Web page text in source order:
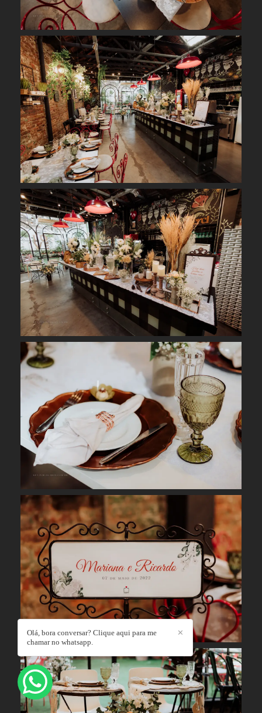
✕
Olá, bora conversar? Clique aqui para me
chamar no whatsapp.